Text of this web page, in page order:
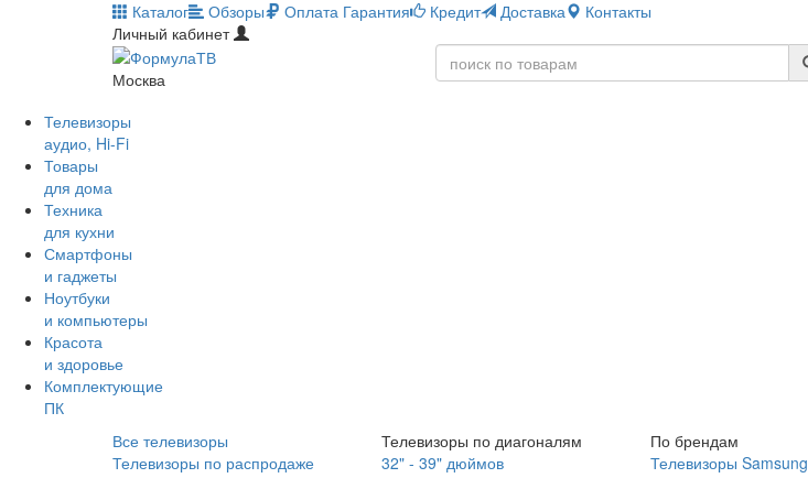
Каталог Обзоры Оплата Гарантия Кредит Доставка
Контакты
Личный кабинет
Москва
Телевизоры
аудио, Hi-Fi
Товары
для дома
Техника
для кухни
Смартфоны
и гаджеты
Ноутбуки
и компьютеры
Красота
и здоровье
Комплектующие
ПК
Все телевизоры
Телевизоры по распродаже
Телевизоры по диагоналям
32" - 39" дюймов
По брендам
Телевизоры Samsung